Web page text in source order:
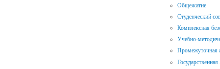
Общежитие
Студенческий
Комплексная
Учебно-
Промежуточная